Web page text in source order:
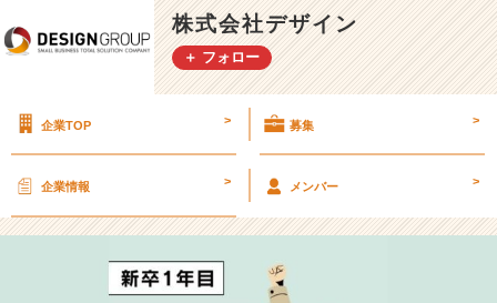
受
注
ス
ー
2
☆
【株
株式会社デザイン
＋ フォロー
企業TOP > 募集 >
企業情報 > メンバー >